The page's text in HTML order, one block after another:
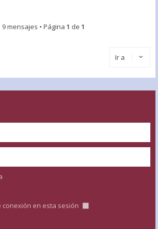
9 mensajes • Página 1 de 1
Ir a
conexión en esta sesión